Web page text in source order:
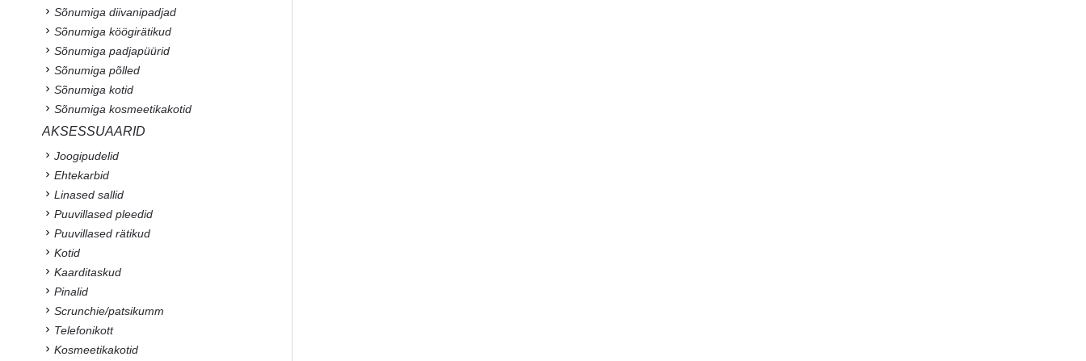
Sõnumiga diivanipadjad
Sõnumiga köögirätikud
Sõnumiga padjapüürid
Sõnumiga põlled
Sõnumiga kotid
Sõnumiga kosmeetikakotid
AKSESSUAARID
Joogipudelid
Ehtekarbid
Linased sallid
Puuvillased pleedid
Puuvillased rätikud
Kotid
Kaarditaskud
Pinalid
Scrunchie/patsikumm
Telefonikott
Kosmeetikakotid